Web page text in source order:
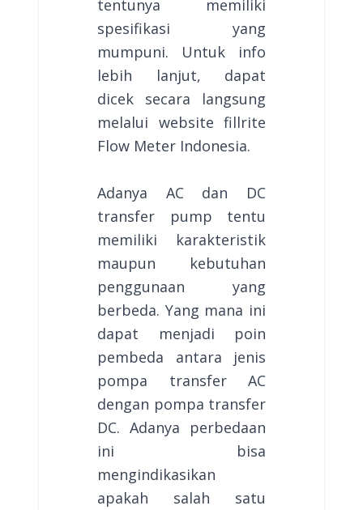
tentunya memiliki
spesifikasi yang
mumpuni. Untuk info
lebih lanjut, dapat
dicek secara langsung
melalui website fillrite
Flow Meter Indonesia.
Adanya AC dan DC
transfer pump tentu
memiliki karakteristik
maupun kebutuhan
penggunaan yang
berbeda. Yang mana ini
dapat menjadi poin
pembeda antara jenis
pompa transfer AC
dengan pompa transfer
DC. Adanya perbedaan
ini bisa
mengindikasikan
apakah salah satu